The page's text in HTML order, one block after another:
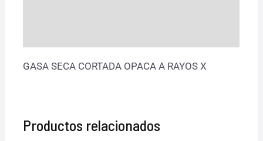
GASA SECA CORTADA OPACA A RAYOS X
Productos relacionados